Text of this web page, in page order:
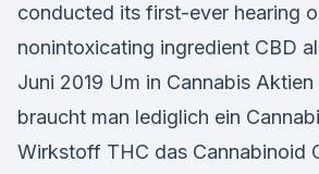
conducted its first-ever hearing
nonintoxicating ingredient CBD
Juni 2019 Um in Cannabis
braucht man lediglich ein
Wirkstoff THC das Cannabinoid